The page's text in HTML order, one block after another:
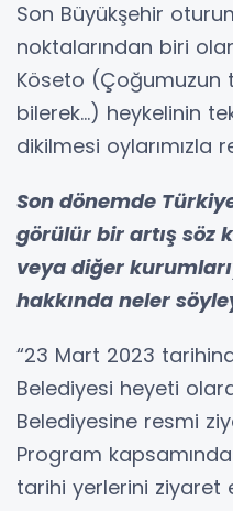
Son Büyükşehir
noktalarından biri
Köseto (Çoğumuzun
bilerek...) heykelinin
dikilmesi oylarımızla
Son dönemde
görülür bir artış söz
veya diğer
hakkında neler
“23 Mart 2023
Belediyesi heyeti
Belediyesine resmi
Program
tarihi yerlerini ziyaret